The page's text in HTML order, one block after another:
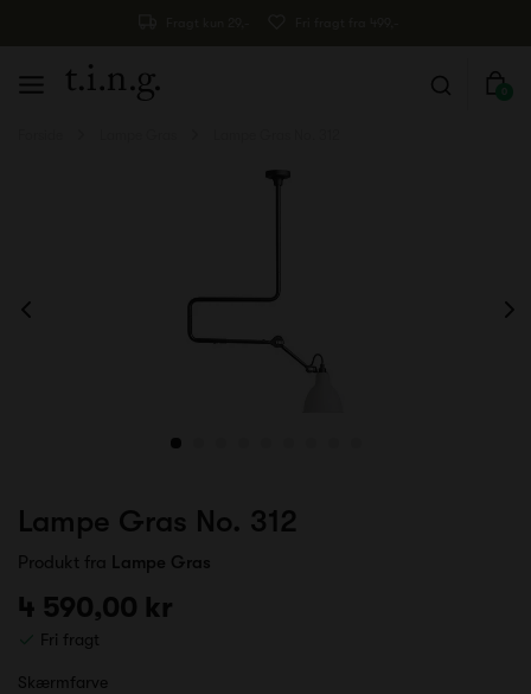
0
Lampe Gras No. 312
Produkt fra Lampe Gras
4 590,00 kr
Fri fragt
Skærmfarve